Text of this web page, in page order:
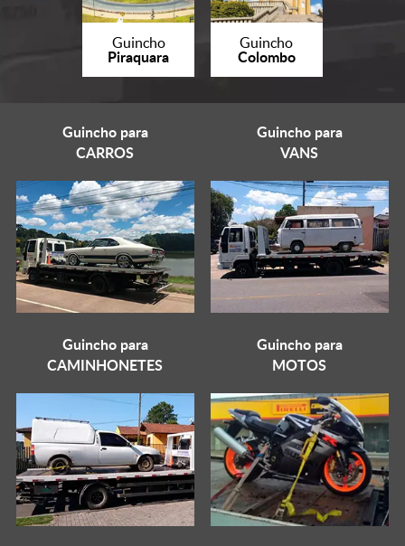
Guincho
Piraquara
Guincho
Colombo
Guincho para
CARROS
Guincho para
VANS
Guincho para
CAMINHONETES
Guincho para
MOTOS